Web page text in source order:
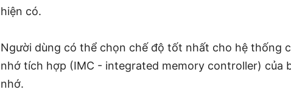
hiện có.
Người dùng có thể chọn chế độ tốt nhất cho hệ thống
nhớ tích hợp (IMC - integrated memory controller) của
nhớ.